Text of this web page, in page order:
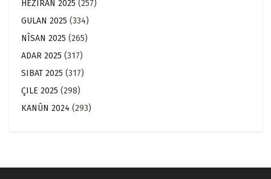
HEZÎRAN 2025 (257)
GULAN 2025 (334)
NÎSAN 2025 (265)
ADAR 2025 (317)
SIBAT 2025 (317)
ÇILE 2025 (298)
KANÛN 2024 (293)